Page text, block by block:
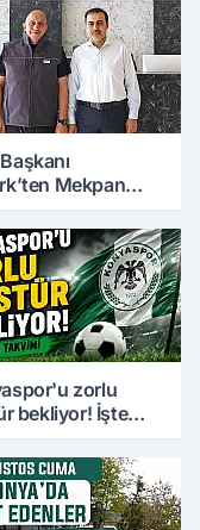
Mekpan
zorlu
bekliyor! İşte